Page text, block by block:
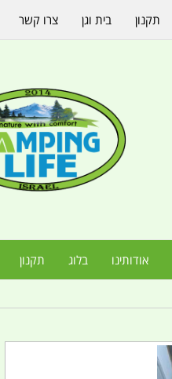
אודותינו בלוג תקנון
תקנון בית וגן צרו קשר